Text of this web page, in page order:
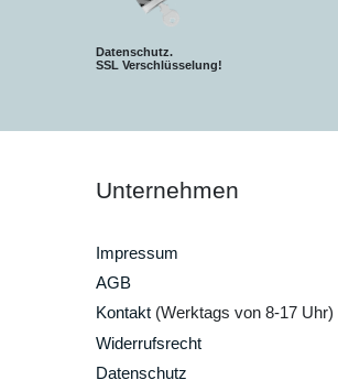
Datenschutz.
SSL Verschlüsselung!
Unternehmen
Impressum
AGB
Kontakt (Werktags von 8-17 Uhr)
Widerrufsrecht
Datenschutz